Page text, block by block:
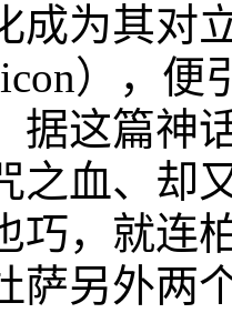
成为其对
），
据这篇神
之血、却
巧，就连
萨另外